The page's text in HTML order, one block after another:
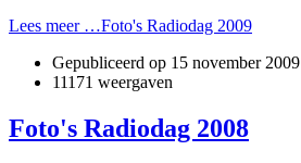
Lees meer …Foto's Radiodag 2009
Gepubliceerd op 15 november 2009
11171 weergaven
Foto's Radiodag 2008